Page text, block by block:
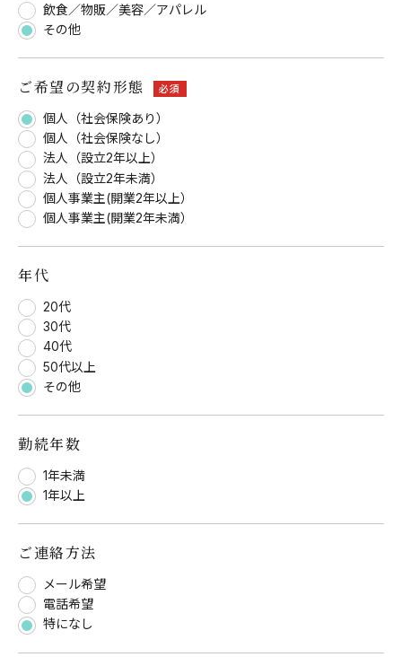
飲食／物販／美容／アパレル
その他
ご希望の契約形態 必須
個人（社会保険あり）
個人（社会保険なし）
法人（設立2年以上）
法人（設立2年未満）
個人事業主(開業2年以上）
個人事業主(開業2年未満）
年代
20代
30代
40代
50代以上
その他
勤続年数
1年未満
1年以上
ご連絡方法
メール希望
電話希望
特になし